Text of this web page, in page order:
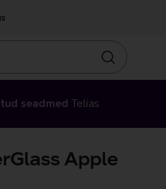
Otsin
seadmed Telias
Apple